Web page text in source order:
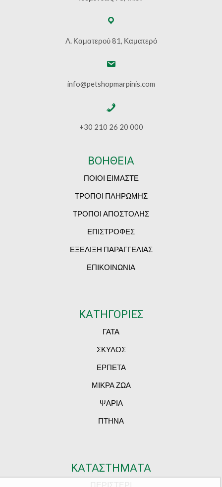
Λ. Καματερού 81, Καματερό
info@petshopmarpinis.com
+30 210 26 20 000
ΒΟΗΘΕΙΑ
ΠΟΙΟΙ ΕΙΜΑΣΤΕ
ΤΡΟΠΟΙ ΠΛΗΡΩΜΗΣ
ΤΡΟΠΟΙ ΑΠΟΣΤΟΛΗΣ
ΕΠΙΣΤΡΟΦΕΣ
ΕΞΕΛΙΞΗ ΠΑΡΑΓΓΕΛΙΑΣ
ΕΠΙΚΟΙΝΩΝΙΑ
ΚΑΤΗΓΟΡΙΕΣ
ΓΑΤΑ
ΣΚΥΛΟΣ
ΕΡΠΕΤΑ
ΜΙΚΡΑ ΖΩΑ
ΨΑΡΙΑ
ΠΤΗΝΑ
ΚΑΤΑΣΤΗΜΑΤΑ